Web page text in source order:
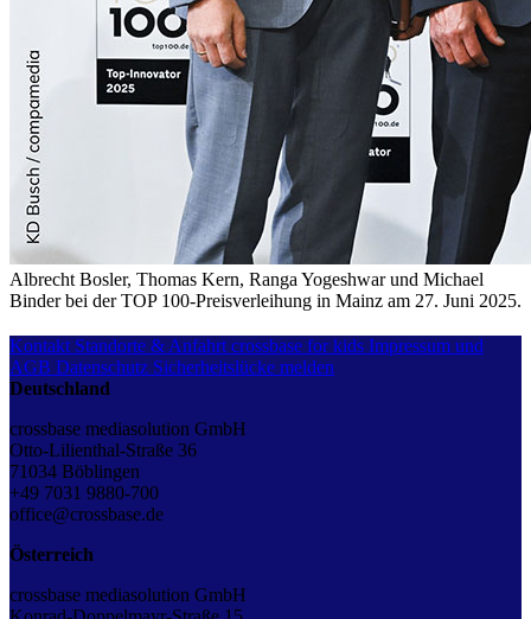
Albrecht Bosler, Thomas Kern, Ranga Yogeshwar und Michael
Binder bei der TOP 100-Preisverleihung in Mainz am 27. Juni 2025.
Kontakt Standorte & Anfahrt crossbase for kids Impressum und
AGB Datenschutz Sicherheitslücke melden
Deutschland
crossbase mediasolution GmbH
Otto-Lilienthal-Straße 36
71034 Böblingen
+49 7031 9880-700
office@crossbase.de
Österreich
crossbase mediasolution GmbH